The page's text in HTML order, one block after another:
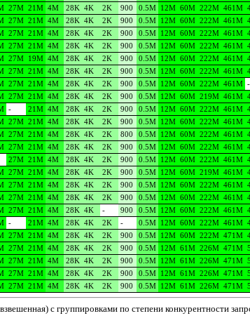
27M 21M 4M 28K 4K 2K 900 0.5M 12M 60M 222M 461M
27M 21M 4M 28K 4K 2K 900 0.5M 12M 60M 222M 461M
27M 21M 4M 28K 4K 2K 900 0.5M 12M 60M 222M 461M
27M 21M 4M 28K 4K 2K 900 0.5M 12M 60M 222M 461M
27M 19M 4M 28K 4K 2K 900 0.5M 12M 60M 222M 461M
27M 21M 4M 28K 4K 2K 900 0.5M 12M 60M 222M 461M
27M 21M 4M 28K 4K 2K 900 0.5M 12M 60M 222M 461M -
27M 21M 4M 28K 4K 2K 900 0.5M 12M 60M 219M 461M
- 21M 4M 28K 4K 2K 900 0.5M 12M 60M 222M 461M
27M 21M 4M 28K 4K 2K 900 0.5M 12M 60M 222M 461M
27M 21M 4M 28K 4K 2K 800 0.5M 12M 60M 222M 461M
27M 21M 4M 28K 4K 2K 900 0.5M 12M 60M 222M 461M
27M 21M 4M 28K 4K 2K 900 0.5M 12M 60M 222M 461M
27M 21M 4M 28K 4K 2K 900 0.5M 12M 60M 219M 461M
27M 21M 4M 28K 4K 2K 900 0.5M 12M 60M 222M 461M
27M 21M 4M 28K 4K 2K 900 0.5M 12M 60M 222M 461M
27M 21M 4M 28K 4K - 900 0.5M 12M 60M 222M 461M
- 21M 4M 28K 4K 2K - 0.5M 12M 60M 222M 461M
27M 21M 4M 28K 4K 2K 900 0.5M 12M 60M 222M 471M
27M 21M 4M 28K 4K 2K 900 0.5M 12M 61M 226M 471M
27M 21M 4M 28K 4K 2K 900 0.5M 12M 61M 226M 471M
27M 21M 4M 28K 4K 2K 900 0.5M 12M 61M 226M 471M
27M 21M 4M 28K 4K 2K 900 0.5M 12M 61M 226M 471M
с группировками по степени конкурентности